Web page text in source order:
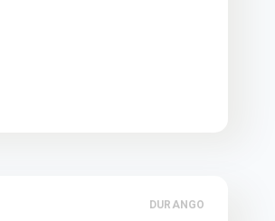
DURANGO